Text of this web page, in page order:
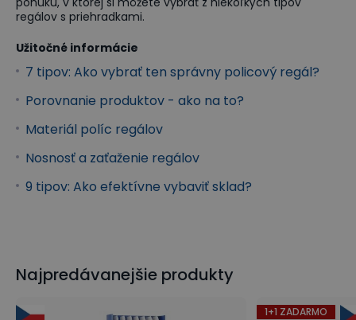
regálov s priehradkami.
Užitočné informácie
7 tipov: Ako vybrať ten správny policový regál?
Porovnanie produktov - ako na to?
Materiál políc regálov
Nosnosť a zaťaženie regálov
9 tipov: Ako efektívne vybaviť sklad?
Najpredávanejšie produkty
1+1 ZADARMO